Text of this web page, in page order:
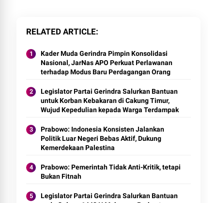
RELATED ARTICLE
Kader Muda Gerindra Pimpin Konsolidasi
Nasional, JarNas APO Perkuat Perlawanan
terhadap Modus Baru Perdagangan Orang
Legislator Partai Gerindra Salurkan Bantuan
untuk Korban Kebakaran di Cakung Timur,
Wujud Kepedulian kepada Warga Terdampak
Prabowo: Indonesia Konsisten Jalankan
Politik Luar Negeri Bebas Aktif, Dukung
Kemerdekaan Palestina
Prabowo: Pemerintah Tidak Anti-Kritik, tetapi
Bukan Fitnah
Legislator Partai Gerindra Salurkan Bantuan